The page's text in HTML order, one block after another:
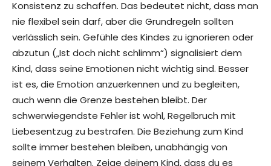
Konsistenz zu schaffen. Das bedeutet nicht, dass man
nie flexibel sein darf, aber die Grundregeln sollten
verlässlich sein. Gefühle des Kindes zu ignorieren oder
abzutun („Ist doch nicht schlimm“) signalisiert dem
Kind, dass seine Emotionen nicht wichtig sind. Besser
ist es, die Emotion anzuerkennen und zu begleiten,
auch wenn die Grenze bestehen bleibt. Der
schwerwiegendste Fehler ist wohl, Regelbruch mit
Liebesentzug zu bestrafen. Die Beziehung zum Kind
sollte immer bestehen bleiben, unabhängig von
seinem Verhalten. Zeige deinem Kind, dass du es